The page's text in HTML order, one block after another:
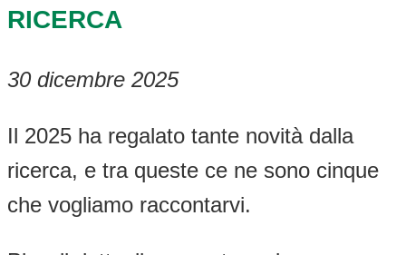
RICERCA
30 dicembre 2025
Il 2025 ha regalato tante novità dalla
ricerca, e tra queste ce ne sono cinque
che vogliamo raccontarvi.